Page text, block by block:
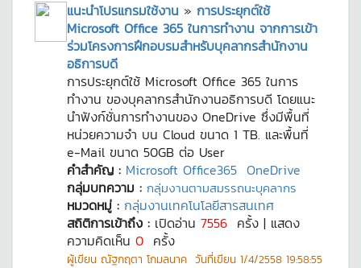
แนะนำโปรแกรมใช้งาน » การประยุกต์ใช้
Microsoft Office 365 ในการทำงาน จากการเข้า
ร่วมโครงการฝึกอบรมสำหรับบุคลากรสำนักงาน
อธิการบดี
การประยุกต์ใช้ Microsoft Office 365 ในการ
ทำงาน ของบุคลากรสำนักงานอธิการบดี โดยแนะ
นำฟังก์ชั่นการทำงานของ OneDrive ซึ่งมีพื้นที่
หน่วยความจำ บน Cloud ขนาด 1 TB. และพื้นที่
e-Mail ขนาด 50GB ต่อ User
คำสำคัญ : Microsoft Office365 OneDrive
กลุ่มบทความ : กลุ่มงานตามสมรรถนะบุคลากร
หมวดหมู่ : กลุ่มงานเทคโนโลยีสารสนเทศ
สถิติการเข้าถึง : เปิดอ่าน 7556 ครั้ง | แสดง
ความคิดเห็น 0 ครั้ง
ผู้เขียน ณัฐกฤตา โกมลนาค วันที่เขียน 1/4/2558 19:58:55